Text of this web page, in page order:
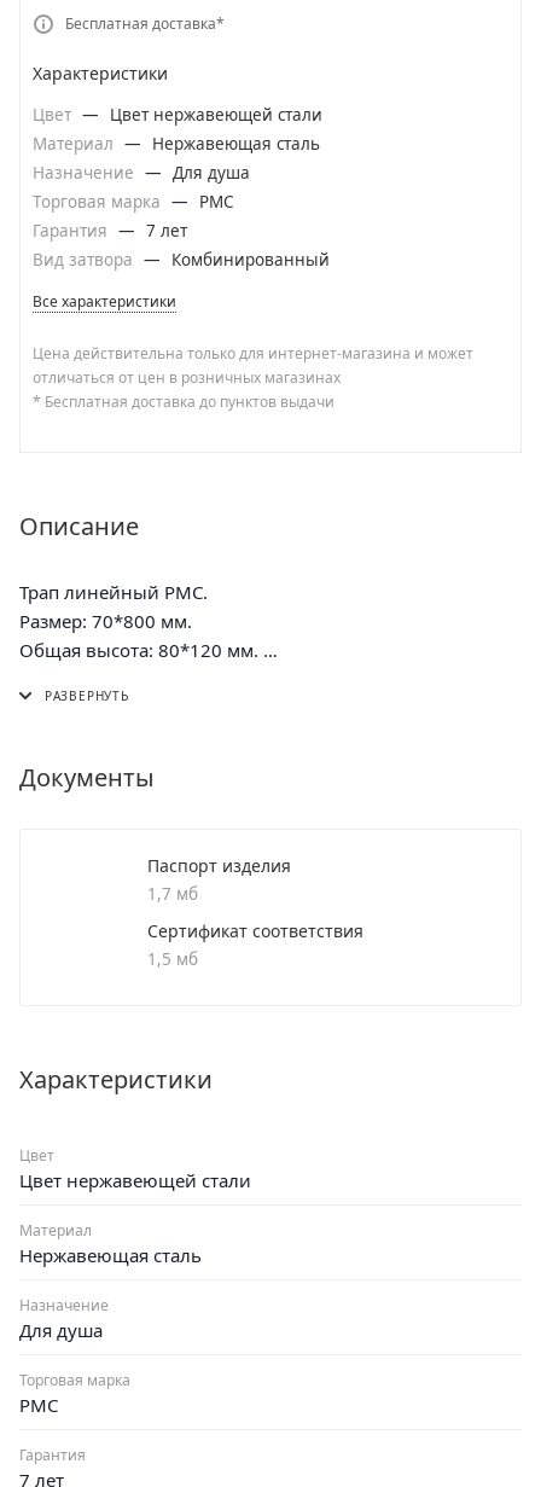
Бесплатная доставка*
Характеристики
Цвет —
Цвет нержавеющей стали
Материал —
Нержавеющая сталь
Назначение — Для душа
Торговая марка —
РМС
Гарантия — 7 лет
Вид затвора — Комбинированный
Все характеристики
Цена действительна только для интернет-магазина и может
отличаться от цен в розничных магазинах
* Бесплатная доставка до пунктов выдачи
Описание
Трап линейный РМС.
Размер: 70*800 мм.
Общая высота: 80*120 мм.
Диаметр сливого отверстия: 40 мм (в комплекте
Материал корпуса: нержавеющая сталь (304).
Материал решётки: нержавеющая сталь (304)
Документы
Паспорт изделия
1,7 мб
Сертификат соответствия
1,5 мб
Характеристики
Цвет
Цвет нержавеющей стали
Материал
Нержавеющая сталь
Назначение
Для душа
Торговая марка
РМС
Гарантия
7 лет